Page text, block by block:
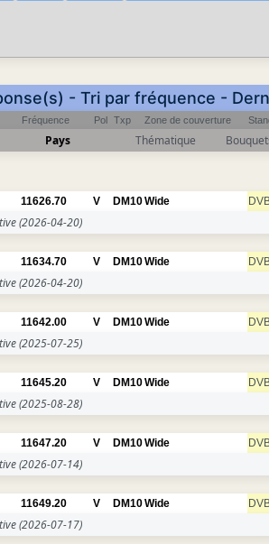
- Tri par fréquence -
Fréquence Pol Txp Zone de couverture
Pays Thématique
11626.70 V DM10Wide
(2026-04-20)
11634.70 V DM10Wide
(2026-04-20)
11642.00 V DM10Wide
(2025-07-25)
11645.20 V DM10Wide
(2025-08-28)
11647.20 V DM10Wide
(2026-07-14)
11649.20 V DM10Wide
(2026-07-17)